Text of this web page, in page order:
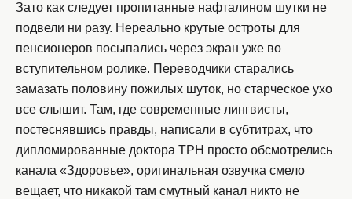
Зато как следует пропитанные нафталином шутки не
подвели ни разу. Нереально крутые остроты для
пенсионеров посыпались через экран уже во
вступительном ролике. Переводчики старались
замазать половину пожилых шуток, но старческое ухо
все слышит. Там, где современные лингвисты,
постеснявшись правды, написали в субтитрах, что
дипломированные доктора TPH просто обсмотрелись
канала «Здоровье», оригинальная озвучка смело
вещает, что никакой там смутный канал никто не